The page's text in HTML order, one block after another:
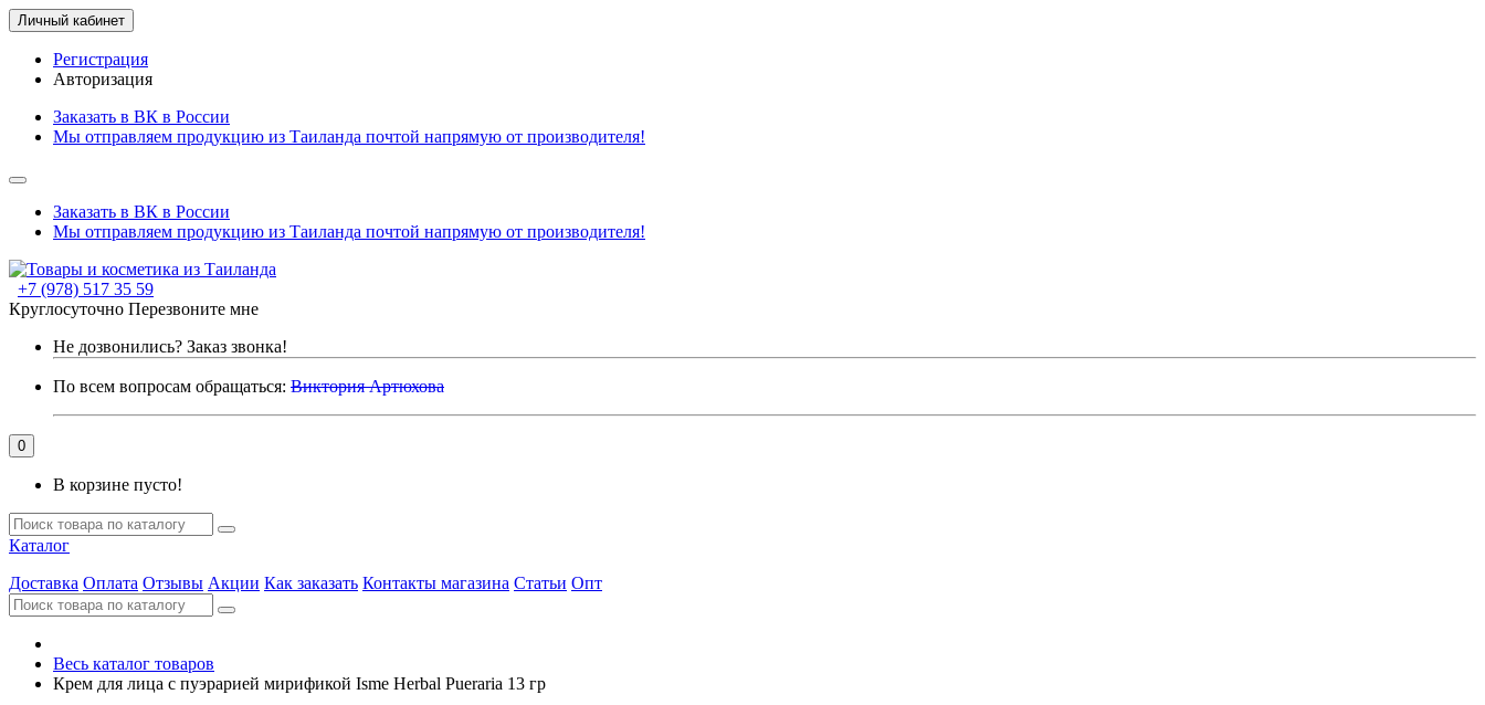
Личный кабинет
Регистрация
Авторизация
Заказать в ВК в России
Мы отправляем продукцию из Таиланда почтой напрямую от производителя!
Заказать в ВК в России
Мы отправляем продукцию из Таиланда почтой напрямую от производителя!
+7 (978) 517 35 59
Круглосуточно Перезвоните мне
Не дозвонились? Заказ звонка!
По всем вопросам обращаться: Виктория Артюхова
0
В корзине пусто!
Каталог
Доставка Оплата Отзывы Акции Как заказать Контакты магазина Статьи Опт
Весь каталог товаров
Крем для лица с пуэрарией мирификой Isme Herbal Pueraria 13 гр